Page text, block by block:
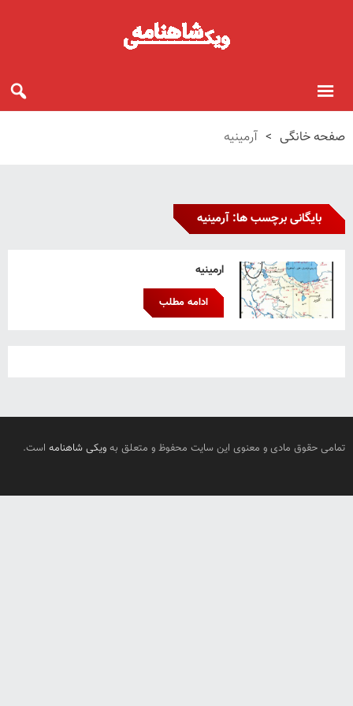
صفحه خانگی > آرمینیه
بایگانی برچسب ها: آرمینیه
ارمینیه
ادامه مطلب
تمامی حقوق مادی و معنوی این سایت محفوظ و متعلق به ویکی شاهنامه است.